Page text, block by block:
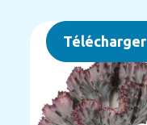
Télécharger